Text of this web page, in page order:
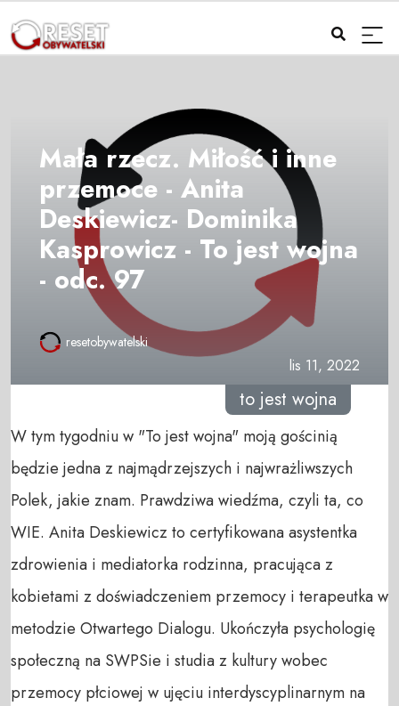
Mała rzecz. Miłość i inne
przemoce - Anita
Deskiewicz- Dominika
Kasprowicz - To jest wojna
- odc. 97
resetobywatelski
lis 11, 2022
to jest wojna
W tym tygodniu w "To jest wojna" moją gościnią
będzie jedna z najmądrzejszych i najwrażliwszych
Polek, jakie znam. Prawdziwa wiedźma, czyli ta, co
WIE. Anita Deskiewicz to certyfikowana asystentka
zdrowienia i mediatorka rodzinna, pracująca z
kobietami z doświadczeniem przemocy i terapeutka w
metodzie Otwartego Dialogu. Ukończyła psychologię
społeczną na SWPSie i studia z kultury wobec
przemocy płciowej w ujęciu interdyscyplinarnym na